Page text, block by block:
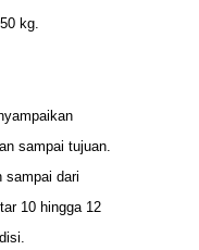
kg.
sampai tujuan.
sampai dari
10 hingga 12